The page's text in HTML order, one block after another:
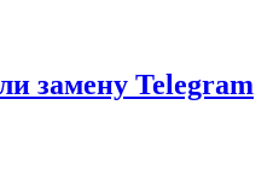
замену Telegram